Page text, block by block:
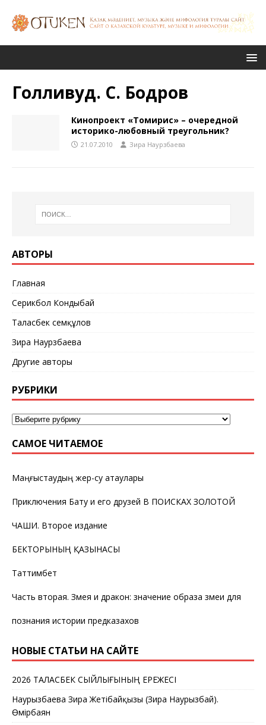
Голливуд. С. Бодров
Кинопроект «Томирис» – очередной
историко-любовный треугольник?
21.07.2010 Зира Наурзбаева
АВТОРЫ
Главная
Серикбол Кондыбай
Таласбек Әсемқұлов
Зира Наурзбаева
Другие авторы
РУБРИКИ
САМОЕ ЧИТАЕМОЕ
Маңғыстаудың жер-су атаулары
Приключения Бату и его друзей В ПОИСКАХ ЗОЛОТОЙ
ЧАШИ. Второе издание
БЕКТОРЫНЫҢ ҚАЗЫНАСЫ
Таттимбет
Часть вторая. Змея и дракон: значение образа змеи для
познания истории предказахов
НОВЫЕ СТАТЬИ НА САЙТЕ
2026 ТАЛАСБЕК СЫЙЛЫҒЫНЫҢ ЕРЕЖЕСІ
Наурызбаева Зира Жетібайқызы (Зира Наурызбай).
Өмірбаян